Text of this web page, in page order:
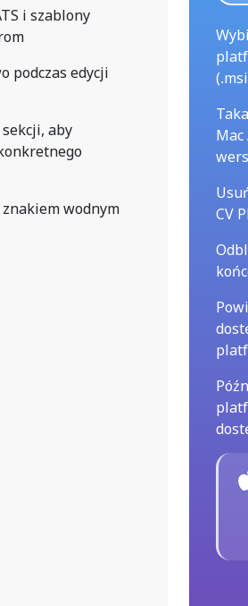
i szablony
podczas edycji
aby
wodnym
CV